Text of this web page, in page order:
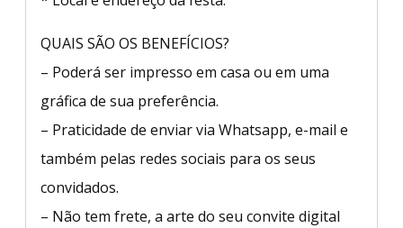
QUAIS SÃO OS BENEFÍCIOS?
– Poderá ser impresso em casa ou em uma
gráfica de sua preferência.
– Praticidade de enviar via Whatsapp, e-mail e
também pelas redes sociais para os seus
convidados.
– Não tem frete, a arte do seu convite digital